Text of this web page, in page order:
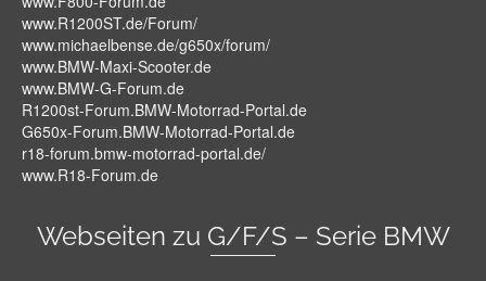
www.R1200ST.de/Forum/
www.michaelbense.de/g650x/forum/
www.BMW-Maxi-Scooter.de
www.BMW-G-Forum.de
R1200st-Forum.BMW-Motorrad-Portal.de
G650x-Forum.BMW-Motorrad-Portal.de
r18-forum.bmw-motorrad-portal.de/
www.R18-Forum.de
Webseiten zu G/F/S – Serie BMW